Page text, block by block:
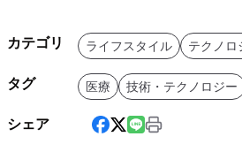
カテゴリ ライフスタイル テクノロ
タグ 医療 技術・テクノロジー
シェア